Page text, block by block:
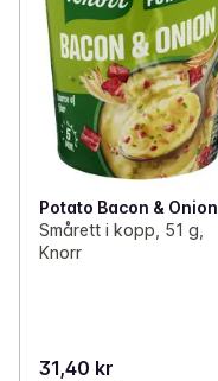
Potato Bacon & Onion
Smårett i kopp, 51 g,
Knorr
31,40 kr